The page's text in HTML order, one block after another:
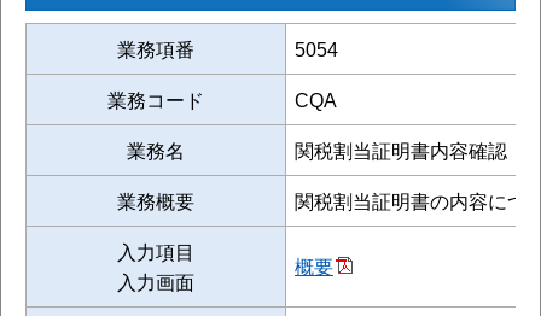
業務項番
5054
業務コード
CQA
業務名
関税割当証明書内容確認
業務概要
関税割当証明書の内容につ
入力項目
入力画面
概要